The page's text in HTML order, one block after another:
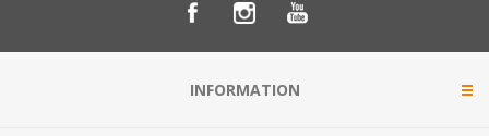
INFORMATION